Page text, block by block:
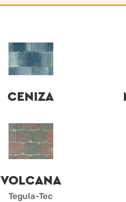
CENIZA
VOLCANA
Tegula-Tec